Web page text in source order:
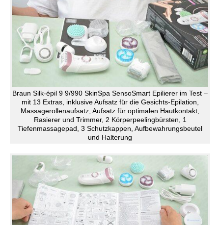
Braun Silk-épil 9 9/990 SkinSpa SensoSmart Epilierer im Test –
mit 13 Extras, inklusive Aufsatz für die Gesichts-Epilation,
Massagerollenaufsatz, Aufsatz für optimalen Hautkontakt,
Rasierer und Trimmer, 2 Körperpeelingbürsten, 1
Tiefenmassagepad, 3 Schutzkappen, Aufbewahrungsbeutel
und Halterung